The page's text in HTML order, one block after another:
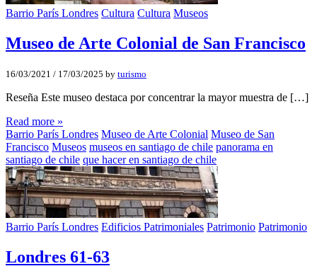
Barrio París Londres Cultura Cultura Museos
Museo de Arte Colonial de San Francisco
16/03/2021 / 17/03/2025 by turismo
Reseña Este museo destaca por concentrar la mayor muestra de […]
Read more »
Barrio París Londres Museo de Arte Colonial Museo de San
Francisco Museos museos en santiago de chile panorama en
santiago de chile que hacer en santiago de chile
Barrio París Londres Edificios Patrimoniales Patrimonio Patrimonio
Londres 61-63